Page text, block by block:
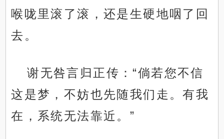
喉咙里滚了滚，还是生硬地咽了回
去。
谢无咎言归正传：“倘若您不信
这是梦，不妨也先随我们走。有我
在，系统无法靠近。”